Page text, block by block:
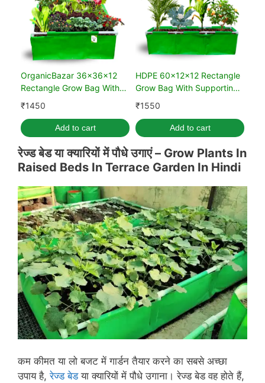
OrganicBazar 36x36x12
Rectangle Grow Bag With
Supporting Pvc Pipes Extra
Grow Bags (Pack of 1)
₹1450
Add to cart
HDPE 60x12x12 Rectangle
Grow Bag With Supporting
Pvc Pipes Extra Thick
(Pack of 1)
₹1550
Add to cart
रेज्ड बेड या क्यारियों में पौधे उगाएं – Grow Plants In
Raised Beds In Terrace Garden In Hindi
कम कीमत या लो बजट में गार्डन तैयार करने का सबसे अच्छा
उपाय है,रेज्ड बेडया क्यारियों में पौधे उगाना। रेज्ड बेड वह होते हैं,